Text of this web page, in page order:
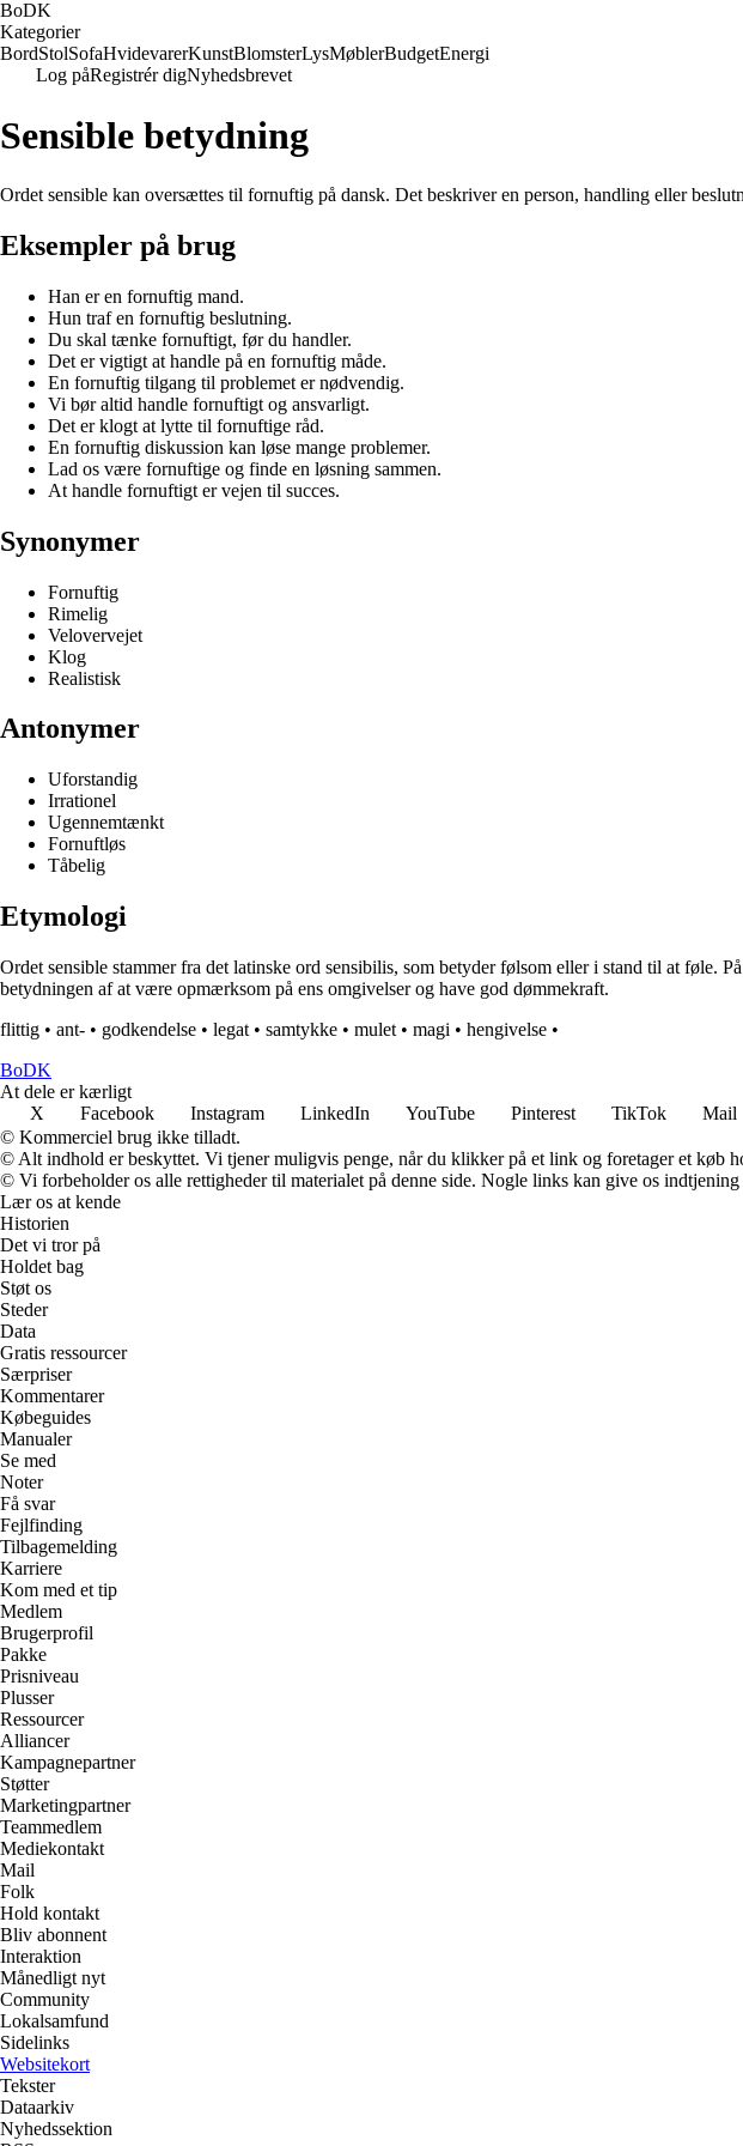
BoDK
Kategorier
BordStolSofaHvidevarerKunstBlomsterLysMøblerBudgetEnergi
Log påRegistrér digNyhedsbrevet
Sensible betydning
Ordet sensible kan oversættes til fornuftig på dansk. Det beskriver en person, handling eller
Eksempler på brug
Han er en fornuftig mand.
Hun traf en fornuftig beslutning.
Du skal tænke fornuftigt, før du handler.
Det er vigtigt at handle på en fornuftig måde.
En fornuftig tilgang til problemet er nødvendig.
Vi bør altid handle fornuftigt og ansvarligt.
Det er klogt at lytte til fornuftige råd.
En fornuftig diskussion kan løse mange problemer.
Lad os være fornuftige og finde en løsning sammen.
At handle fornuftigt er vejen til succes.
Synonymer
Fornuftig
Rimelig
Velovervejet
Klog
Realistisk
Antonymer
Uforstandig
Irrationel
Ugennemtænkt
Fornuftløs
Tåbelig
Etymologi
Ordet sensible stammer fra det latinske ord sensibilis, som betyder følsom eller i stand til at føle.
betydningen af at være opmærksom på ens omgivelser og have god dømmekraft.
flittig • ant- • godkendelse • legat • samtykke • mulet • magi • hengivelse •
BoDK
At dele er kærligt
X
Facebook Instagram LinkedIn YouTube Pinterest TikTok Mail
© Kommerciel brug ikke tilladt.
© Alt indhold er beskyttet. Vi tjener muligvis penge, når du klikker på et link og foretager et køb
© Vi forbeholder os alle rettigheder til materialet på denne side. Nogle links kan give os
Lær os at kende
Historien
Det vi tror på
Holdet bag
Støt os
Steder
Data
Gratis ressourcer
Særpriser
Kommentarer
Købeguides
Manualer
Se med
Noter
Få svar
Fejlfinding
Tilbagemelding
Karriere
Kom med et tip
Medlem
Brugerprofil
Pakke
Prisniveau
Plusser
Ressourcer
Alliancer
Kampagnepartner
Støtter
Marketingpartner
Teammedlem
Mediekontakt
Mail
Folk
Hold kontakt
Bliv abonnent
Interaktion
Månedligt nyt
Community
Lokalsamfund
Sidelinks
Websitekort
Tekster
Dataarkiv
Nyhedssektion